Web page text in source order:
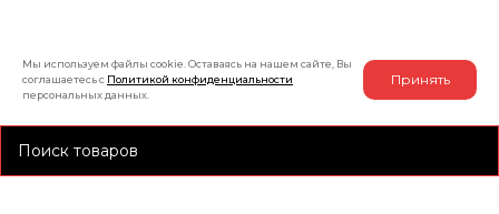
Мы используем файлы cookie. Оставаясь на нашем сайте, Вы
соглашаетесь с Политикой конфиденциальности
персональных данных.
Принять